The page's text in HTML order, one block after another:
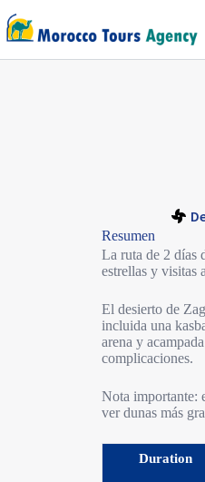
Resumen
La ruta de 2 días
estrellas y visitas
El desierto de
incluida una
arena y
complicaciones.
Nota importante:
ver dunas más
Duration